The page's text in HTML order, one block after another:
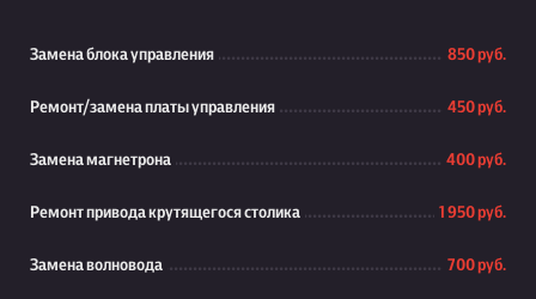
Замена блока управления 850 руб.
Ремонт/замена платы управления 450 руб.
Замена магнетрона 400 руб.
Ремонт привода крутящегося столика 1 950 руб.
Замена волновода 700 руб.